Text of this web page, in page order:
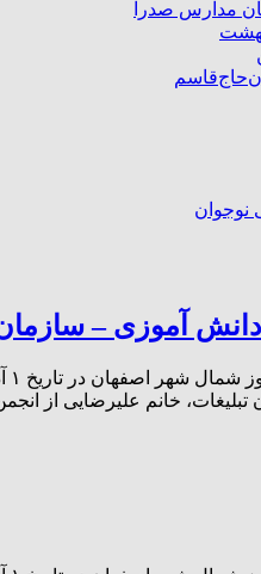
مدارس صدرا
بهشت
نوجوان
دانش آموزی –
تبلیغات، خانم علیرضایی از